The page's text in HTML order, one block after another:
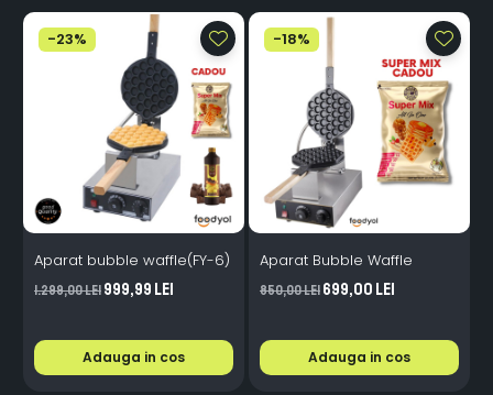
-23%
Aparat bubble waffle(FY-6)
1.299,00 Lei999,99 Lei
Adauga in cos
-18%
Aparat Bubble Waffle
850,00 Lei699,00 Lei
Adauga in cos